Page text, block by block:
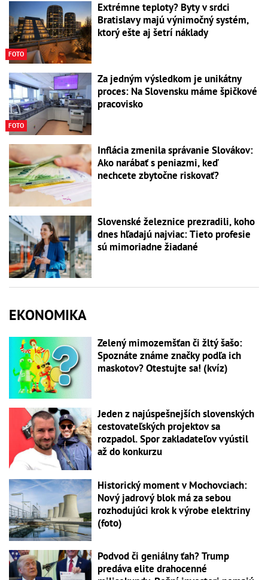
FOTO
Extrémne teploty? Byty v srdci
Bratislavy majú výnimočný systém,
ktorý ešte aj šetrí náklady
FOTO
Za jedným výsledkom je unikátny
proces: Na Slovensku máme špičkové
pracovisko
Inflácia zmenila správanie Slovákov:
Ako narábať s peniazmi, keď
nechcete zbytočne riskovať?
Slovenské železnice prezradili, koho
dnes hľadajú najviac: Tieto profesie
sú mimoriadne žiadané
EKONOMIKA
Zelený mimozemšťan či žltý šašo:
Spoznáte známe značky podľa ich
maskotov? Otestujte sa! (kvíz)
Jeden z najúspešnejších slovenských
cestovateľských projektov sa
rozpadol. Spor zakladateľov vyústil
až do konkurzu
Historický moment v Mochovciach:
Nový jadrový blok má za sebou
rozhodujúci krok k výrobe elektriny
(foto)
Podvod či geniálny ťah? Trump
predáva elite drahocenné